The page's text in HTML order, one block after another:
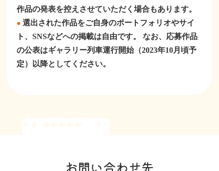
作品の発表を控えさせていただく場合もあります。
●選出された作品をご自身のポートフォリオやサイ
ト、SNSなどへの掲載は自由です。 なお、応募作品
の公表はギャラリー列車運行開始（2023年10月頃予
定）以降としてください。
お問い合わせ先